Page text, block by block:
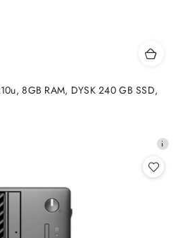
8GB RAM, DYSK 240 GB SSD,